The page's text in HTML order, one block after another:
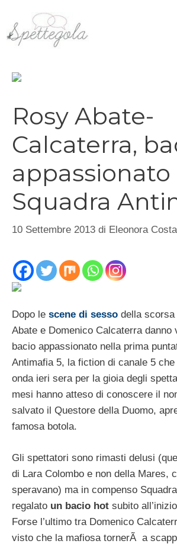
contenuto
Rosy Abate-
Calcaterra,
appassionato
Squadra
10 Settembre 2013 di Eleonora Costa
Dopo le scene di sesso della
Abate e Domenico Calcaterra danno
bacio appassionato nella prima
Antimafia 5, la fiction di canale 5 che
onda ieri sera per la gioia degli
mesi hanno atteso di conoscere il
salvato il Questore della Duomo,
famosa botola.
Gli spettatori sono rimasti delusi
di Lara Colombo e non della Mares,
speravano) ma in compenso
regalato un bacio hot subito
Forse l’ultimo tra Domenico
visto che la mafiosa tornerÃ a